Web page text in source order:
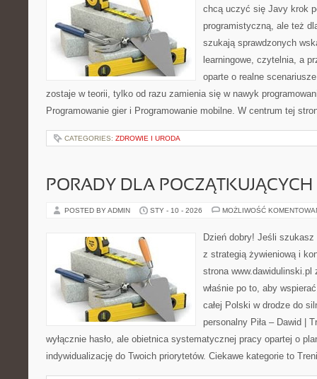
chcą uczyć się Javy krok
programistyczną, ale też
szukają sprawdzonych
learningowe, czytelnia, a
oparte o realne
zostaje w teorii, tylko od razu zamienia się w nawyk
Programowanie gier i Programowanie mobilne. W centrum tej
CATEGORIES: ZDROWIE I URODA
PORADY DLA POCZĄTKUJĄCYCH
POSTED BY ADMIN STY - 10 - 2026 MOŻLIWOŚĆ
Dzień dobry! Jeśli
z strategią żywieniową i
strona www.dawidulinski.pl
właśnie po to, aby
całej Polski w drodze do
personalny Piła – Dawid |
wyłącznie hasło, ale obietnica systematycznej pracy opartej o
indywidualizację do Twoich priorytetów. Ciekawe kategorie to